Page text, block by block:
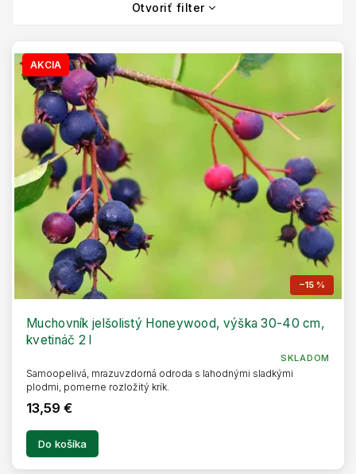
r
o
v
Otvoriť filter
s
k
t
o
AKCIA
–15 %
Muchovník jelšolistý Honeywood, výška 30-40 cm,
kvetináč 2 l
SKLADOM
13,59 €
Do košíka
Samoopelivá, mrazuvzdorná odroda s lahodnými sladkými
plodmi, pomerne rozložitý krík.